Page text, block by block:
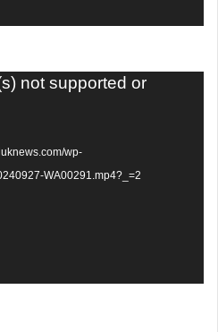
not supported or
wp-
WA00291.mp4?_=2